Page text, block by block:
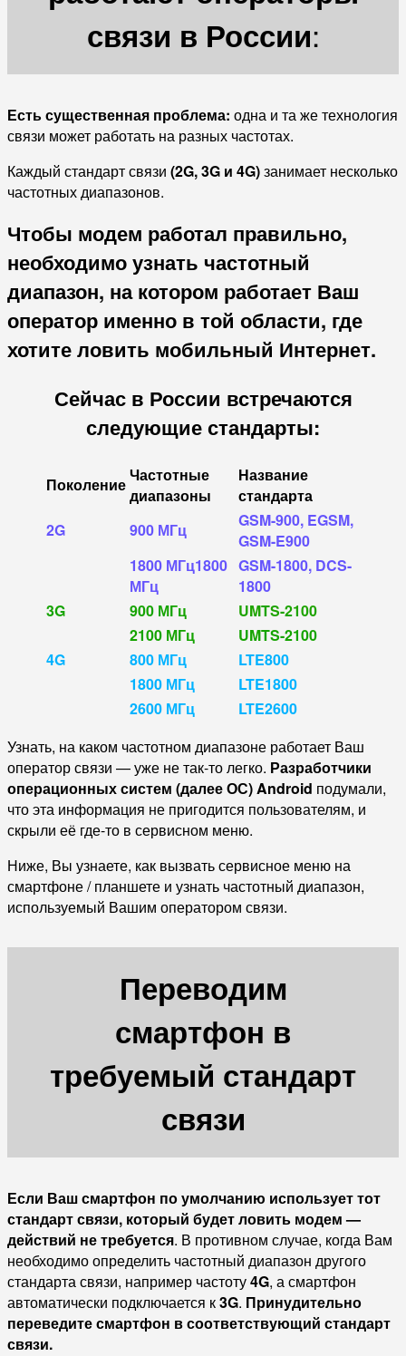
связи в России:
Есть существенная проблема: одна и та же технология
связи может работать на разных частотах.
Каждый стандарт связи (2G, 3G и 4G)занимает несколько
частотных диапазонов.
Чтобы модем работал правильно,
необходимо узнать частотный
диапазон, на котором работает Ваш
оператор именно в той области, где
хотите ловить мобильный Интернет.
Сейчас в России встречаются
следующие стандарты:
ПоколениеЧастотные
диапазоны
Название
стандарта
2G
900 МГц
GSM-900, EGSM,
GSM-E900
1800 МГц1800
МГц
GSM-1800, DCS-
1800
3G
900 МГц
UMTS-2100
2100 МГц
UMTS-2100
4G
800 МГц
LTE800
1800 МГц
LTE1800
2600 МГц
LTE2600
Узнать, на каком частотном диапазоне работает Ваш
оператор связи — уже не так-то легко. Разработчики
операционных систем (далее ОС) Android подумали,
что эта информация не пригодится пользователям, и
скрыли её где-то в сервисном меню.
Ниже, Вы узнаете, как вызвать сервисное меню на
смартфоне / планшете и узнать частотный диапазон,
используемый Вашим оператором связи.
Переводим
смартфон в
требуемый стандарт
связи
Если Ваш смартфон по умолчанию использует тот
стандарт связи, который будет ловить модем —
действий не требуется. В противном случае, когда Вам
необходимо определить частотный диапазон другого
стандарта связи, например частоту4G, а смартфон
автоматически подключается к3G. Принудительно
переведите смартфон в соответствующий стандарт
связи.